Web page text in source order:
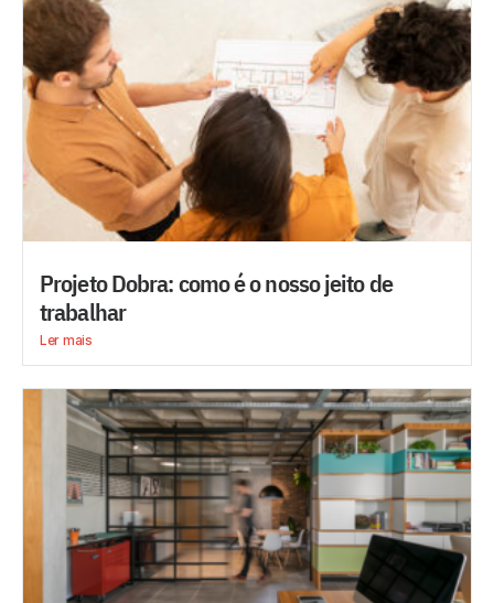
Projeto Dobra: como é o nosso jeito de
trabalhar
Ler mais